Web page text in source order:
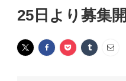
25日より募集